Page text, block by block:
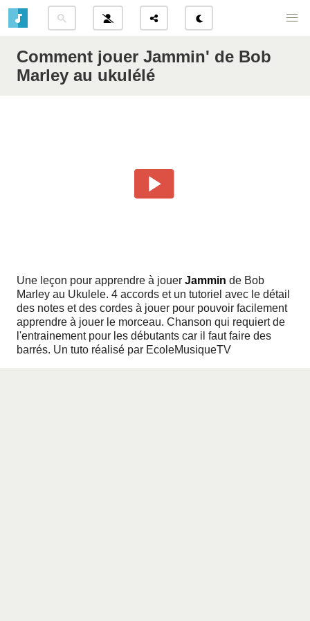
Comment jouer Jammin' de Bob
Marley au ukulélé
Une leçon pour apprendre à jouer Jammin de Bob
Marley au Ukulele. 4 accords et un tutoriel avec le détail
des notes et des cordes à jouer pour pouvoir facilement
apprendre à jouer le morceau. Chanson qui requiert de
l'entrainement pour les débutants car il faut faire des
barrés. Un tuto réalisé par EcoleMusiqueTV